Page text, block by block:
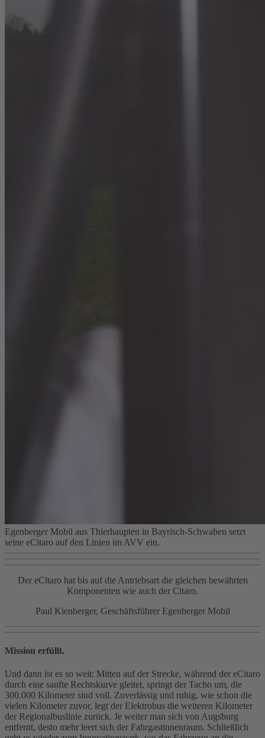
Egenberger Mobil aus Thierhaupten in Bayrisch-Schwaben setzt
seine eCitaro auf den Linien im AVV ein.
Der eCitaro hat bis auf die Antriebsart die gleichen bewährten
Komponenten wie auch der Citaro.
Paul Kienberger, Geschäftsführer Egenberger Mobil
Mission erfüllt.
Und dann ist es so weit: Mitten auf der Strecke, während der eCitaro
durch eine sanfte Rechtskurve gleitet, springt der Tacho um, die
300.000 Kilometer sind voll. Zuverlässig und ruhig, wie schon die
vielen Kilometer zuvor, legt der Elektrobus die weiteren Kilometer
der Regionalbuslinie zurück. Je weiter man sich von Augsburg
entfernt, desto mehr leert sich der Fahrgastinnenraum. Schließlich